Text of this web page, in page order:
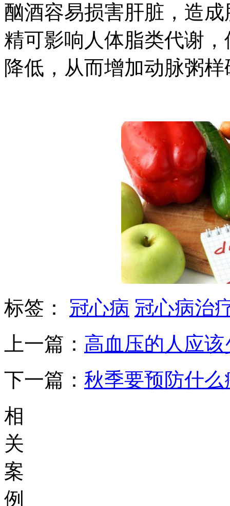
酗酒容易损害肝脏，造
精可影响人体脂类代谢
降低，从而增加动脉粥
标签： 冠心病 冠心病治
上一篇： 高血压的人应
下一篇： 秋季要预防什
相
关
案
例